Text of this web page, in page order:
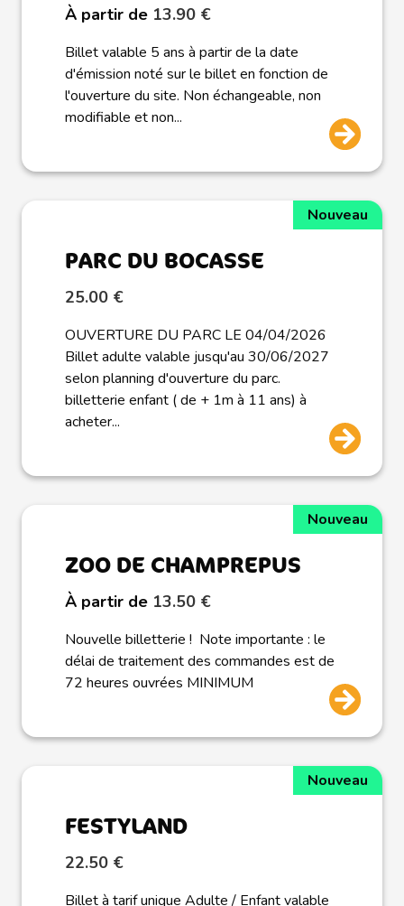
À partir de 13.90 €
Billet valable 5 ans à partir de la date
d'émission noté sur le billet en fonction de
l'ouverture du site. Non échangeable, non
modifiable et non...
Nouveau
PARC DU BOCASSE
25.00 €
OUVERTURE DU PARC LE 04/04/2026
Billet adulte valable jusqu'au 30/06/2027
selon planning d'ouverture du parc.
billetterie enfant ( de + 1m à 11 ans) à
acheter...
Nouveau
ZOO DE CHAMPREPUS
À partir de 13.50 €
Nouvelle billetterie ! Note importante : le
délai de traitement des commandes est de
72 heures ouvrées MINIMUM
Nouveau
FESTYLAND
22.50 €
Billet à tarif unique Adulte / Enfant valable